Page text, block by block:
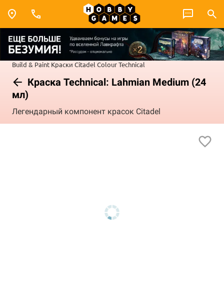
Build & Paint Краски Citadel ColourTechnical
Краска Technical: Lahmian Medium (24
мл)
Легендарный компонент красок Citadel